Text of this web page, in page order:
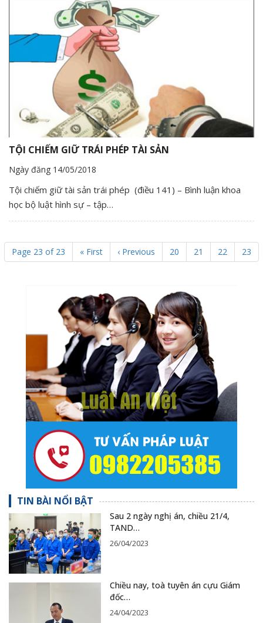
TỘI CHIẾM GIỮ TRÁI PHÉP TÀI SẢN
Ngày đăng 14/05/2018
Tội chiếm giữ tài sản trái phép (điều 141) – Bình luận khoa
học bộ luật hình sự – tập…
Page 23 of 23 « First ‹ Previous 20 21 22 23
TIN BÀI NỔI BẬT
Sau 2 ngày nghị án, chiều 21/4,
TAND…
26/04/2023
Chiều nay, toà tuyên án cựu Giám
đốc…
24/04/2023